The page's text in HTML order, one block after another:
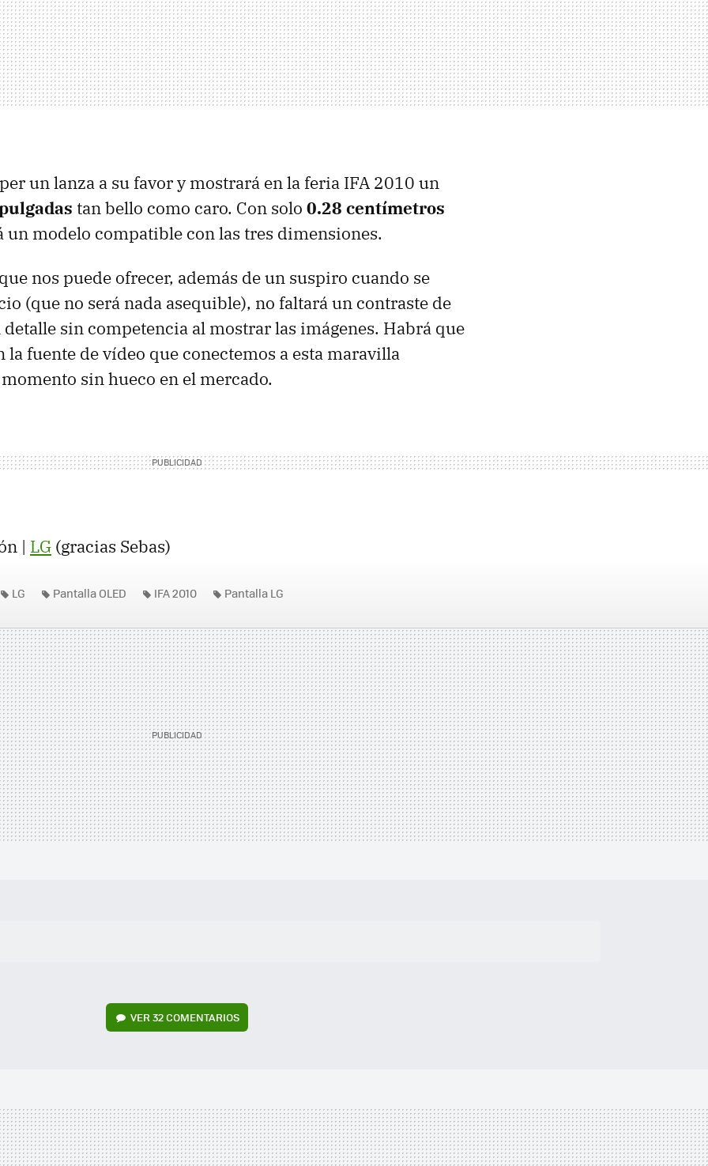
un lanza a su favor y mostrará en la feria IFA 2010 un
tan bello como caro. Con solo 0.28 centímetros
un modelo compatible con las tres dimensiones.
nos puede ofrecer, además de un suspiro cuando se
(que no será nada asequible), no faltará un contraste de
detalle sin competencia al mostrar las imágenes. Habrá que
fuente de vídeo que conectemos a esta maravilla
sin hueco en el mercado.
| LG (gracias Sebas)
LG Pantalla OLED IFA 2010 Pantalla LG
VER32 COMENTARIOS